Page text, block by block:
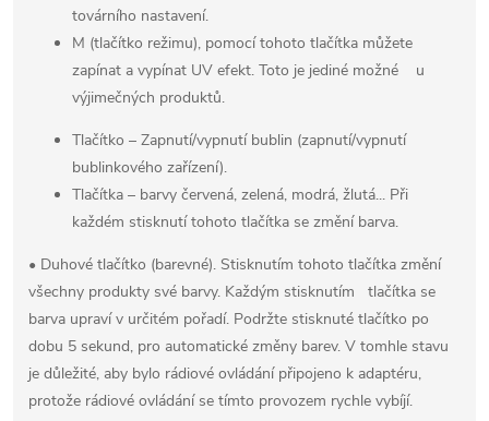
továrního nastavení.
M (tlačítko režimu), pomocí tohoto tlačítka můžete
zapínat a vypínat UV efekt. Toto je jediné možné u
výjimečných produktů.
Tlačítko – Zapnutí/vypnutí bublin (zapnutí/vypnutí
bublinkového zařízení).
Tlačítka – barvy červená, zelená, modrá, žlutá... Při
každém stisknutí tohoto tlačítka se změní barva.
• Duhové tlačítko (barevné). Stisknutím tohoto tlačítka změní
všechny produkty své barvy. Každým stisknutím tlačítka se
barva upraví v určitém pořadí. Podržte stisknuté tlačítko po
dobu 5 sekund, pro automatické změny barev. V tomhle stavu
je důležité, aby bylo rádiové ovládání připojeno k adaptéru,
protože rádiové ovládání se tímto provozem rychle vybíjí.